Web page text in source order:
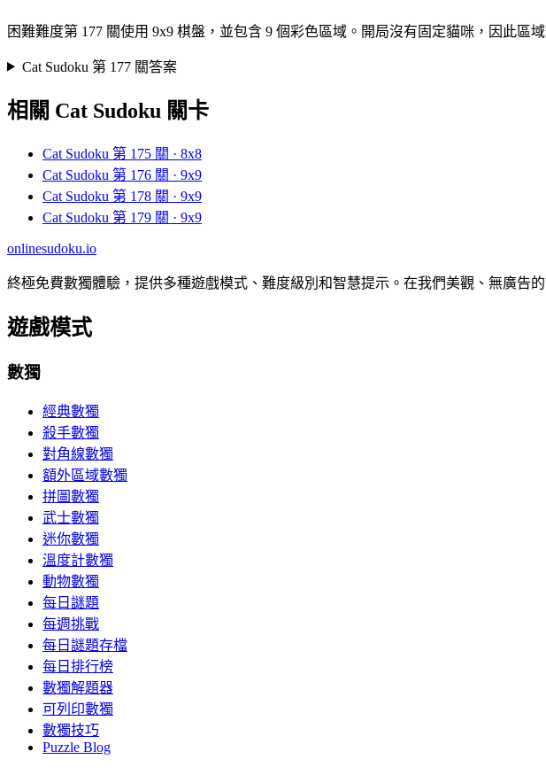
困難難度第 177 關使用 9x9 棋盤，並包含 9 個彩色區域。開局沒有固定貓咪，因此
Cat Sudoku 第 177 關答案
相關 Cat Sudoku 關卡
Cat Sudoku 第 175 關 · 8x8
Cat Sudoku 第 176 關 · 9x9
Cat Sudoku 第 178 關 · 9x9
Cat Sudoku 第 179 關 · 9x9
onlinesudoku.io
終極免費數獨體驗，提供多種遊戲模式、難度級別和智慧提示。在我們美觀、無廣告
遊戲模式
數獨
經典數獨
殺手數獨
對角線數獨
額外區域數獨
拼圖數獨
武士數獨
迷你數獨
溫度計數獨
動物數獨
每日謎題
每週挑戰
每日謎題存檔
每日排行榜
數獨解題器
可列印數獨
數獨技巧
Puzzle Blog